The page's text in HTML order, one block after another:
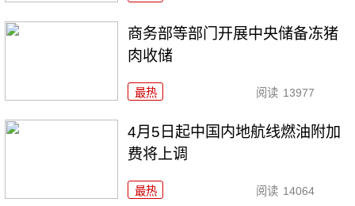
商务部等部门开展中央储备冻猪
肉收储
最热 阅读 13977
4月5日起中国内地航线燃油附加
费将上调
最热 阅读 14064